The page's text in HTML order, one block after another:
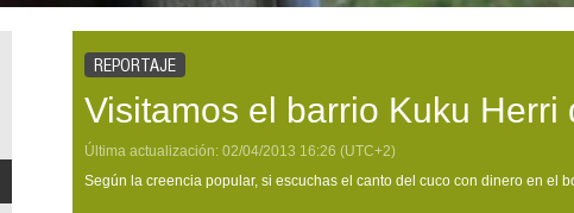
REPORTAJE
Visitamos el barrio Kuku Herri
Última actualización: 02/04/2013 16:26 (UTC+2)
Según la creencia popular, si escuchas el canto del cuco con dinero en el